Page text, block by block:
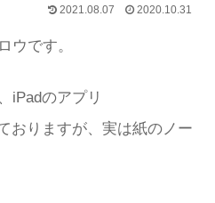
2021.08.07 2020.10.31
ウです。
iPadのアプリ
おりますが、実は紙のノー